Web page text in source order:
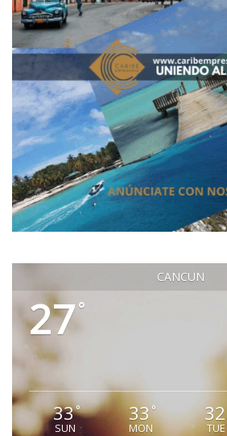
CANCUN
27°
33°
SUN
33°
MON
32
TUE